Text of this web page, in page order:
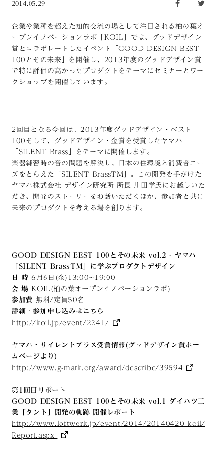
2014.05.29
企業や業種を超えた知的交流の場として注目される柏の葉オ
ープンイノベーションラボ「KOIL」では、グッドデザイン
賞とコラボレートしたイベント「GOOD DESIGN BEST
100とその未来」を開催し、2013年度のグッドデザイン賞
で特に評価の高かったプロダクトをテーマにセミナーとワー
クショップを開催しています。
2回目となる今回は、2013年度グッドデザイン・ベスト
100そして、グッドデザイン・金賞を受賞したヤマハ
「SILENT Brass」をテーマに開催します。
楽器練習時の音の問題を解決し、日本の住環境と消費者ニー
ズをとらえた「SILENT BrassTM」。この開発を手がけた
ヤマハ株式会社 デザイン研究所 所長 川田学氏にお越しいた
だき、開発のストーリーをお話いただくほか、参加者と共に
未来のプロダクトを考える場を創ります。
GOOD DESIGN BEST 100とその未来 vol.2 - ヤマハ
「SILENT BrassTM」に学ぶプロダクトデザイン
日 時 6月6日(金)13:00~19:00
会 場 KOIL(柏の葉オープンイノベーションラボ)
参加費 無料/定員50名
詳細・参加申し込みはこちら
http://koil.jp/event/2241/
ヤマハ・サイレントブラス受賞情報(グッドデザイン賞ホー
ムページより)
http://www.g-mark.org/award/describe/39594
第1回目リポート
GOOD DESIGN BEST 100とその未来 vol.1 ダイハツ工
業「タント」開発の軌跡 開催レポート
http://www.loftwork.jp/event/2014/20140420_koil/
Report.aspx